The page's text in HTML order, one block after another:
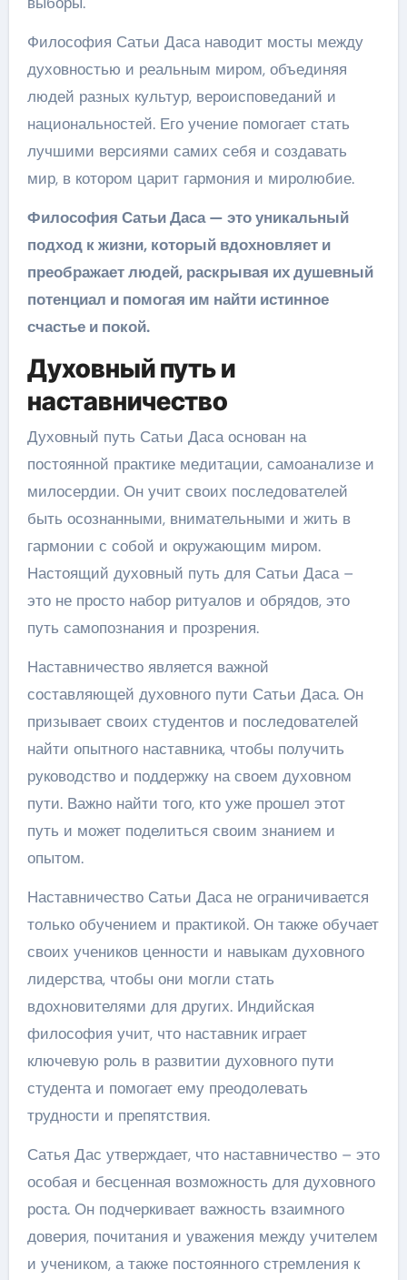
Философия Сатьи Даса наводит мосты между
духовностью и реальным миром, объединяя
людей разных культур, вероисповеданий и
национальностей. Его учение помогает стать
лучшими версиями самих себя и создавать
мир, в котором царит гармония и миролюбие.
Философия Сатьи Даса — это уникальный
подход к жизни, который вдохновляет и
преображает людей, раскрывая их душевный
потенциал и помогая им найти истинное
счастье и покой.
Духовный путь и
наставничество
Духовный путь Сатьи Даса основан на
постоянной практике медитации, самоанализе и
милосердии. Он учит своих последователей
быть осознанными, внимательными и жить в
гармонии с собой и окружающим миром.
Настоящий духовный путь для Сатьи Даса –
это не просто набор ритуалов и обрядов, это
путь самопознания и прозрения.
Наставничество является важной
составляющей духовного пути Сатьи Даса. Он
призывает своих студентов и последователей
найти опытного наставника, чтобы получить
руководство и поддержку на своем духовном
пути. Важно найти того, кто уже прошел этот
путь и может поделиться своим знанием и
опытом.
Наставничество Сатьи Даса не ограничивается
только обучением и практикой. Он также обучает
своих учеников ценности и навыкам духовного
лидерства, чтобы они могли стать
вдохновителями для других. Индийская
философия учит, что наставник играет
ключевую роль в развитии духовного пути
студента и помогает ему преодолевать
трудности и препятствия.
Сатья Дас утверждает, что наставничество – это
особая и бесценная возможность для духовного
роста. Он подчеркивает важность взаимного
доверия, почитания и уважения между учителем
и учеником, а также постоянного стремления к